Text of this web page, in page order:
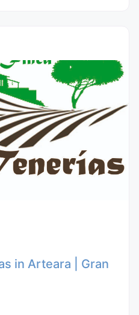
in Arteara | Gran